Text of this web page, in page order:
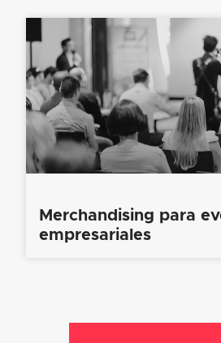
Merchandising para
empresariales